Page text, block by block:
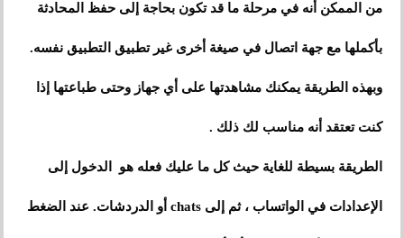
من الممكن أنه في مرحلة ما قد تكون بحاجة إلى حفظ المحادثة
بأكملها مع جهة اتصال في صيغة أخرى غير تطبيق التطبيق نفسه.
وبهذه الطريقة يمكنك مشاهدتها على أي جهاز وحتى طباعتها إذا
كنت تعتقد أنه مناسب لك ذلك .
الطريقة بسيطة للغاية حيث كل ما عليك فعله هو الدخول إلى
الإعدادات في الواتساب ، ثم إلى chats أو الدردشات. عند الضغط